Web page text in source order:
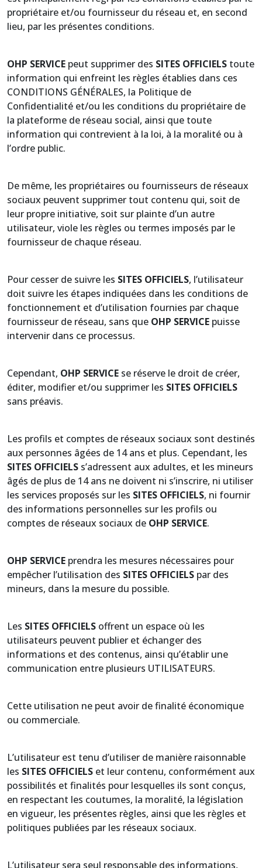
propriétaire et/ou fournisseur du réseau et, en second
lieu, par les présentes conditions.
OHP SERVICE peut supprimer des SITES OFFICIELS toute
information qui enfreint les règles établies dans ces
CONDITIONS GÉNÉRALES, la Politique de
Confidentialité et/ou les conditions du propriétaire de
la plateforme de réseau social, ainsi que toute
information qui contrevient à la loi, à la moralité ou à
l’ordre public.
De même, les propriétaires ou fournisseurs de réseaux
sociaux peuvent supprimer tout contenu qui, soit de
leur propre initiative, soit sur plainte d’un autre
utilisateur, viole les règles ou termes imposés par le
fournisseur de chaque réseau.
Pour cesser de suivre les SITES OFFICIELS, l’utilisateur
doit suivre les étapes indiquées dans les conditions de
fonctionnement et d’utilisation fournies par chaque
fournisseur de réseau, sans que OHP SERVICE puisse
intervenir dans ce processus.
Cependant, OHP SERVICE se réserve le droit de créer,
éditer, modifier et/ou supprimer les SITES OFFICIELS
sans préavis.
Les profils et comptes de réseaux sociaux sont destinés
aux personnes âgées de 14 ans et plus. Cependant, les
SITES OFFICIELS s’adressent aux adultes, et les mineurs
âgés de plus de 14 ans ne doivent ni s’inscrire, ni utiliser
les services proposés sur les SITES OFFICIELS, ni fournir
des informations personnelles sur les profils ou
comptes de réseaux sociaux de OHP SERVICE.
OHP SERVICE prendra les mesures nécessaires pour
empêcher l’utilisation des SITES OFFICIELS par des
mineurs, dans la mesure du possible.
Les SITES OFFICIELS offrent un espace où les
utilisateurs peuvent publier et échanger des
informations et des contenus, ainsi qu’établir une
communication entre plusieurs UTILISATEURS.
Cette utilisation ne peut avoir de finalité économique
ou commerciale.
L’utilisateur est tenu d’utiliser de manière raisonnable
les SITES OFFICIELS et leur contenu, conformément aux
possibilités et finalités pour lesquelles ils sont conçus,
en respectant les coutumes, la moralité, la législation
en vigueur, les présentes règles, ainsi que les règles et
politiques publiées par les réseaux sociaux.
L’utilisateur sera seul responsable des informations,